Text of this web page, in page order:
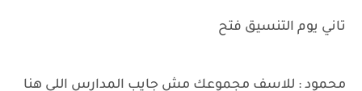
تاني يوم التنسيق فتح
محمود : للاسف مجموعك مش جايب المدارس اللي هنا